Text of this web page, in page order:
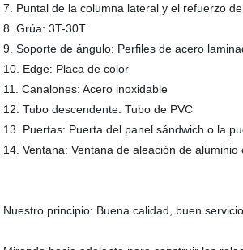
7. Puntal de la columna lateral y el refuerzo
8. Grúa: 3T-30T
9. Soporte de ángulo: Perfiles de acero
10. Edge: Placa de color
11. Canalones: Acero inoxidable
12. Tubo descendente: Tubo de PVC
13. Puertas: Puerta del panel sándwich o la
14. Ventana: Ventana de aleación de
Nuestro principio: Buena calidad, buen